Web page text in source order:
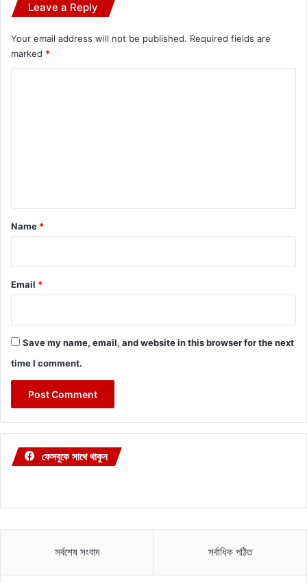
Leave a Reply
Your email address will not be published. Required fields are
marked *
*
Name *
Email *
Save my name, email, and website in this browser for the next
time I comment.
ফেসবুকে সাথে থাকুন
সর্বশেষ সংবাদ সর্বাধিক পঠিত